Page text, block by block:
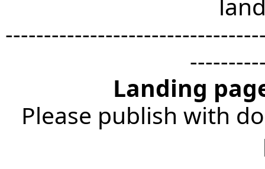
Landing
Please publish with